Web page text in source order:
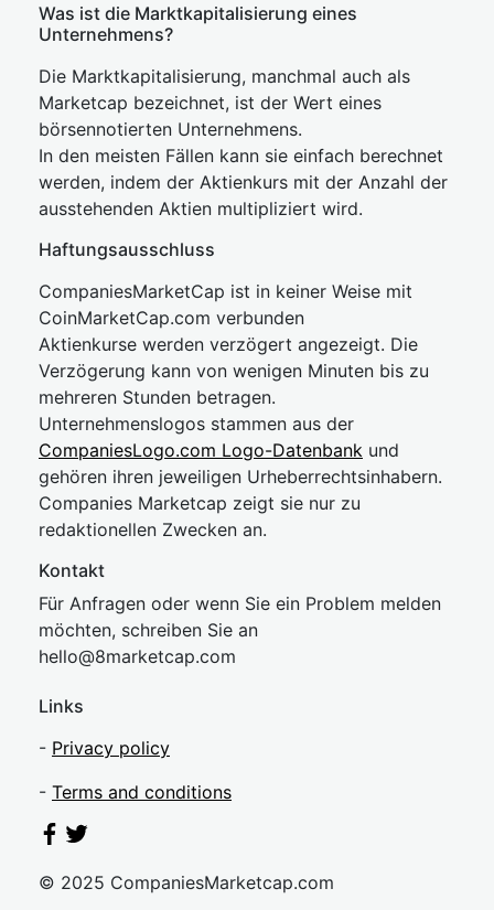
Was ist die Marktkapitalisierung eines
Unternehmens?
Die Marktkapitalisierung, manchmal auch als
Marketcap bezeichnet, ist der Wert eines
börsennotierten Unternehmens.
In den meisten Fällen kann sie einfach berechnet
werden, indem der Aktienkurs mit der Anzahl der
ausstehenden Aktien multipliziert wird.
Haftungsausschluss
CompaniesMarketCap ist in keiner Weise mit
CoinMarketCap.com verbunden
Aktienkurse werden verzögert angezeigt. Die
Verzögerung kann von wenigen Minuten bis zu
mehreren Stunden betragen.
Unternehmenslogos stammen aus der
CompaniesLogo.com Logo-Datenbank und
gehören ihren jeweiligen Urheberrechtsinhabern.
Companies Marketcap zeigt sie nur zu
redaktionellen Zwecken an.
Kontakt
Für Anfragen oder wenn Sie ein Problem melden
möchten, schreiben Sie an
hello@8marketcap.com
Links
- Privacy policy
- Terms and conditions
© 2025 CompaniesMarketcap.com